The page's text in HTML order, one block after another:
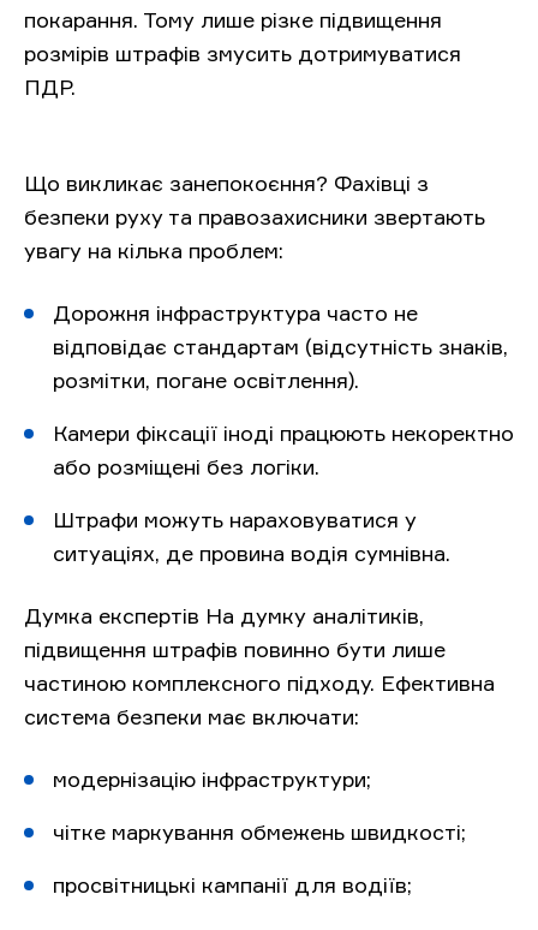
покарання. Тому лише різке підвищення
розмірів штрафів змусить дотримуватися
ПДР.
Що викликає занепокоєння? Фахівці з
безпеки руху та правозахисники звертають
увагу на кілька проблем:
Дорожня інфраструктура часто не
відповідає стандартам (відсутність знаків,
розмітки, погане освітлення).
Камери фіксації іноді працюють некоректно
або розміщені без логіки.
Штрафи можуть нараховуватися у
ситуаціях, де провина водія сумнівна.
Думка експертів На думку аналітиків,
підвищення штрафів повинно бути лише
частиною комплексного підходу. Ефективна
система безпеки має включати:
модернізацію інфраструктури;
чітке маркування обмежень швидкості;
просвітницькі кампанії для водіїв;